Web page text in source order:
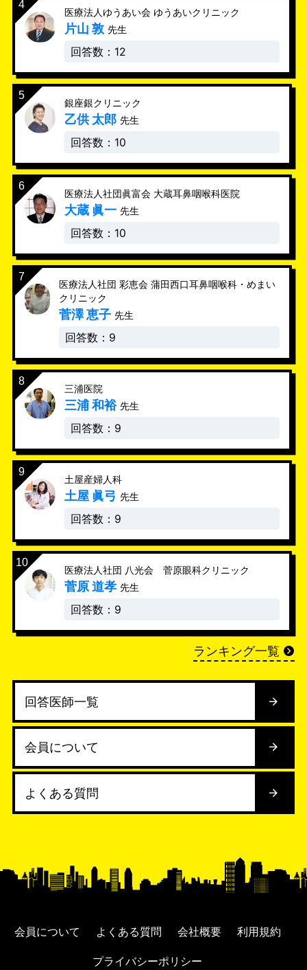
医療法人ゆうあい会 ゆうあいクリニック
片山 敦 先生
回答数：12
銀座銀クリニック
乙供 太郎 先生
回答数：10
医療法人社団眞富会 大蔵耳鼻咽喉科医院
大蔵 眞一 先生
回答数：10
医療法人社団 彩恵会 蒲田西口耳鼻咽喉科・めまい
クリニック
菅澤 恵子 先生
回答数：9
三浦医院
三浦 和裕 先生
回答数：9
土屋産婦人科
土屋 眞弓 先生
回答数：9
医療法人社団 八光会 菅原眼科クリニック
菅原 道孝 先生
回答数：9
ランキング一覧
回答医師一覧
会員について
よくある質問
会員について よくある質問 会社概要 利用規約
プライバシーポリシー